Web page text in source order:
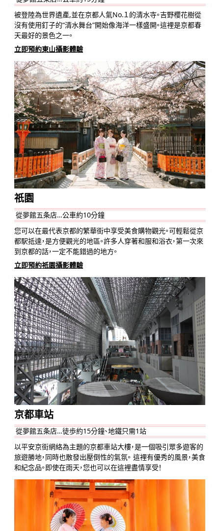
被登陸為世界遺產,並在京都人氣No.１的清水寺。吉野櫻花樹從
沒有使用釘子的“清水舞台”開始像海洋一樣盛開。這裡是京都春
天最好的景色之一。
立即預約東山攝影體驗
祇園
從夢館五条店…公車約10分鐘
您可以在最代表京都的繁華街中享受美食購物觀光。可輕鬆從京
都駅抵達，是方便觀光的地區。許多人穿著和服和浴衣，第一次來
到京都的話，一定不能錯過的地方。
立即預約祇園攝影體驗
京都車站
從夢館五条店…徒歩約15分鐘、地鐵只需1站
以平安京街網絡為主題的京都車站大樓，是一個吸引眾多遊客的
旅遊勝地，同時也散發出壓倒性的氣氛。 這裡有優秀的風景，美食
和紀念品。即使在雨天，您也可以在這裡盡情享受！